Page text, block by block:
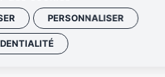
PERSONNALISER